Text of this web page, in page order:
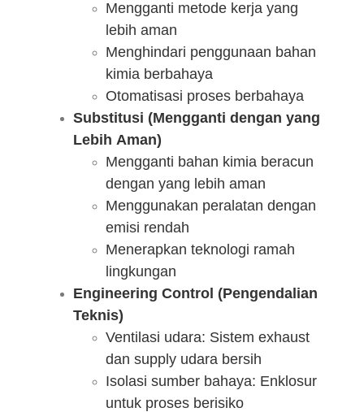
Mengganti metode kerja yang
lebih aman
Menghindari penggunaan bahan
kimia berbahaya
Otomatisasi proses berbahaya
Substitusi (Mengganti dengan yang
Lebih Aman)
Mengganti bahan kimia beracun
dengan yang lebih aman
Menggunakan peralatan dengan
emisi rendah
Menerapkan teknologi ramah
lingkungan
Engineering Control (Pengendalian
Teknis)
Ventilasi udara: Sistem exhaust
dan supply udara bersih
Isolasi sumber bahaya: Enklosur
untuk proses berisiko